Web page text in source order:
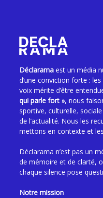
Déclarama est un média
d’une conviction forte :
voix mérite d’être
qui parle fort », nous
sportive, culturelle,
de l’actualité. Nous les
mettons en contexte et
Déclarama n’est pas un
de mémoire et de clarté,
chaque silence pose
Notre mission